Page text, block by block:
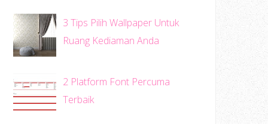
3 Tips Pilih Wallpaper Untuk
Ruang Kediaman Anda
2 Platform Font Percuma
Terbaik